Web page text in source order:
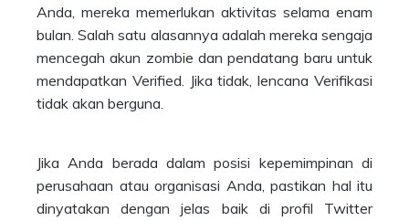
Anda, mereka memerlukan aktivitas selama enam
bulan. Salah satu alasannya adalah mereka sengaja
mencegah akun zombie dan pendatang baru untuk
mendapatkan Verified. Jika tidak, lencana Verifikasi
tidak akan berguna.
Jika Anda berada dalam posisi kepemimpinan di
perusahaan atau organisasi Anda, pastikan hal itu
dinyatakan dengan jelas baik di profil Twitter